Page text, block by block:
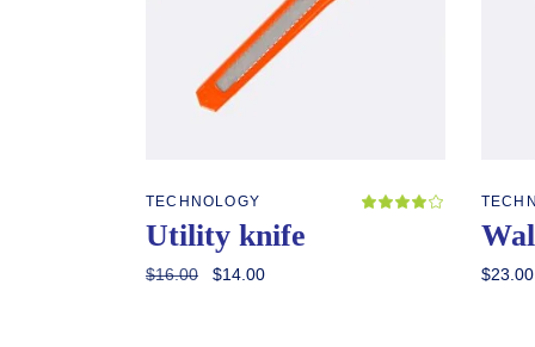
TECHNOLOGY
Utility knife
$16.00
El
$14.00El
$23.00